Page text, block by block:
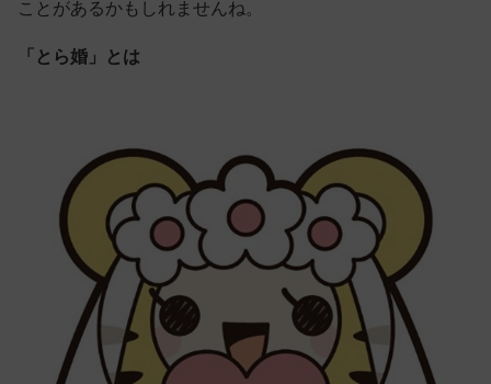
ことがあるかもしれませんね。
「とら婚」とは